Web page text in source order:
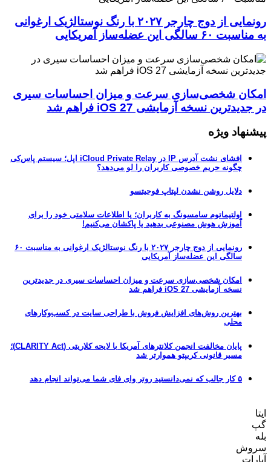
رونمایی از دوج چارجر ۲۰۲۷ با رنگ نوستالژیک ارغوانی
به مناسبت ۶۰ سالگی این عضله‌ساز آمریکایی
امکان شخصی‌سازی سرعت و میزان احساسات سیری
در جدیدترین نسخه آزمایشی iOS 27 فراهم شد
پیشنهاد ویژه
افشای نشت آدرس IP در iCloud Private Relay اپل؛ سیستم پاس‌کی
چگونه حریم خصوصی کاربران را لو می‌دهد؟
دلایل روشن نشدن لپتاپ فوجیتسو
اولتیماتوم سامسونگ به کاربران؛ یا اطلاعات سلامتی خود را برای
آموزش هوش مصنوعی بدهید یا پاکشان می‌کنیم!
رونمایی از دوج چارجر ۲۰۲۷ با رنگ نوستالژیک ارغوانی به مناسبت ۶۰
سالگی این عضله‌ساز آمریکایی
امکان شخصی‌سازی سرعت و میزان احساسات سیری در جدیدترین
نسخه آزمایشی iOS 27 فراهم شد
بهترین روش‌های افزایش فروش با طراحی سایت در کسب‌وکارهای
محلی
پایان مخالفت انجمن کلانترهای آمریکا با لایحه کلاریتی (CLARITY Act)؛
مسیر قانونی کریپتو هموارتر شد
۵ کار جالب که نمی‌دانستید روتر وای فای شما می‌تواند انجام دهد
ایتا
گپ
بله
سروش
آپارات